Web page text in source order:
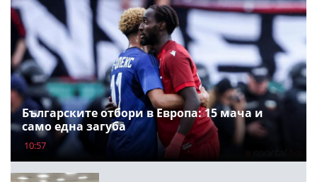
Българските отбори в Европа: 15 мача и
само една загуба
10:57